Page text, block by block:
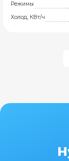
Режимы
Холод, КВт/ч